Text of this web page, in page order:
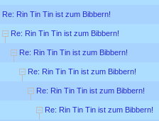
Re: Rin Tin Tin ist zum Bibbern!
Re: Rin Tin Tin ist zum Bibbern!
Re: Rin Tin Tin ist zum Bibbern!
Re: Rin Tin Tin ist zum Bibbern!
Re: Rin Tin Tin ist zum Bibbern!
Re: Rin Tin Tin ist zum Bibbern!